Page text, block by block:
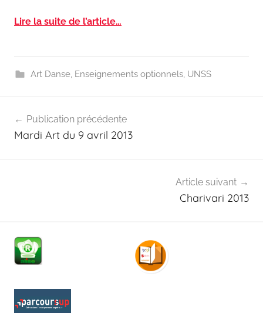
Lire la suite de l’article…
Art Danse, Enseignements optionnels, UNSS
de
Publication précédente
Mardi Art du 9 avril 2013
Article suivant
Charivari 2013